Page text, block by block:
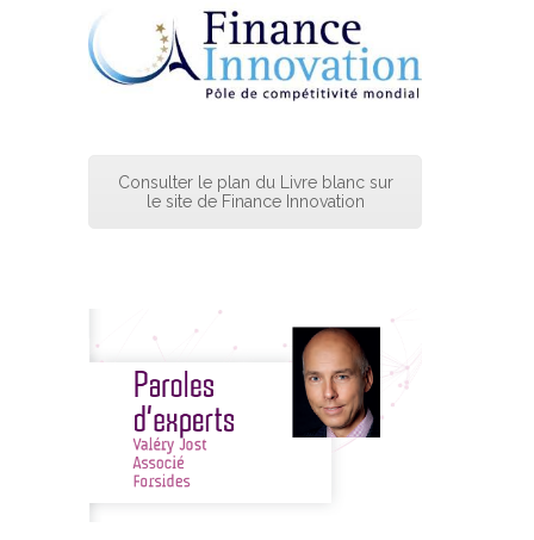
Consulter le plan du Livre blanc sur
le site de Finance Innovation